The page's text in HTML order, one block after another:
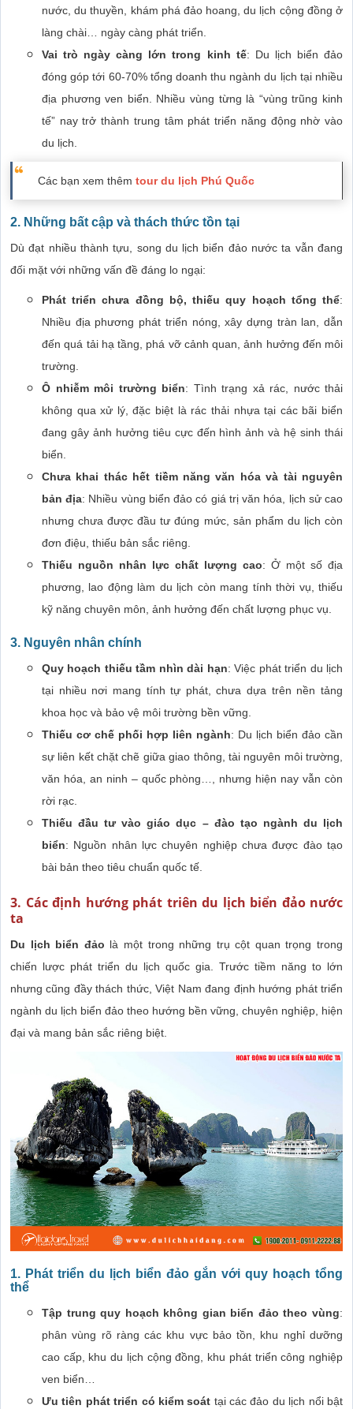
nước, du thuyền, khám phá đảo hoang, du lịch cộng đồng ở
làng chài… ngày càng phát triển.
Vai trò ngày càng lớn trong kinh tế: Du lịch biển đảo
đóng góp tới 60-70% tổng doanh thu ngành du lịch tại nhiều
địa phương ven biển. Nhiều vùng từng là “vùng trũng kinh
tế” nay trở thành trung tâm phát triển năng động nhờ vào
du lịch.
Các bạn xem thêm tour du lịch Phú Quốc
2. Những bất cập và thách thức tồn tại
Dù đạt nhiều thành tựu, song du lịch biển đảo nước ta vẫn đang
đối mặt với những vấn đề đáng lo ngại:
Phát triển chưa đồng bộ, thiếu quy hoạch tổng thể:
Nhiều địa phương phát triển nóng, xây dựng tràn lan, dẫn
đến quá tải hạ tầng, phá vỡ cảnh quan, ảnh hưởng đến môi
trường.
Ô nhiễm môi trường biển: Tình trạng xả rác, nước thải
không qua xử lý, đặc biệt là rác thải nhựa tại các bãi biển
đang gây ảnh hưởng tiêu cực đến hình ảnh và hệ sinh thái
biển.
Chưa khai thác hết tiềm năng văn hóa và tài nguyên
bản địa: Nhiều vùng biển đảo có giá trị văn hóa, lịch sử cao
nhưng chưa được đầu tư đúng mức, sản phẩm du lịch còn
đơn điệu, thiếu bản sắc riêng.
Thiếu nguồn nhân lực chất lượng cao: Ở một số địa
phương, lao động làm du lịch còn mang tính thời vụ, thiếu
kỹ năng chuyên môn, ảnh hưởng đến chất lượng phục vụ.
3. Nguyên nhân chính
Quy hoạch thiếu tầm nhìn dài hạn: Việc phát triển du lịch
tại nhiều nơi mang tính tự phát, chưa dựa trên nền tảng
khoa học và bảo vệ môi trường bền vững.
Thiếu cơ chế phối hợp liên ngành: Du lịch biển đảo cần
sự liên kết chặt chẽ giữa giao thông, tài nguyên môi trường,
văn hóa, an ninh – quốc phòng…, nhưng hiện nay vẫn còn
rời rạc.
Thiếu đầu tư vào giáo dục – đào tạo ngành du lịch
biển: Nguồn nhân lực chuyên nghiệp chưa được đào tạo
bài bản theo tiêu chuẩn quốc tế.
3. Các định hướng phát triên du lịch biển đảo nước
ta
Du lịch biển đảo là một trong những trụ cột quan trọng trong
chiến lược phát triển du lịch quốc gia. Trước tiềm năng to lớn
nhưng cũng đầy thách thức, Việt Nam đang định hướng phát triển
ngành du lịch biển đảo theo hướng bền vững, chuyên nghiệp, hiện
đại và mang bản sắc riêng biệt.
1. Phát triển du lịch biển đảo gắn với quy hoạch tổng
thể
Tập trung quy hoạch không gian biển đảo theo vùng:
phân vùng rõ ràng các khu vực bảo tồn, khu nghỉ dưỡng
cao cấp, khu du lịch cộng đồng, khu phát triển công nghiệp
ven biển…
Ưu tiên phát triển có kiểm soát tại các đảo du lịch nổi bật